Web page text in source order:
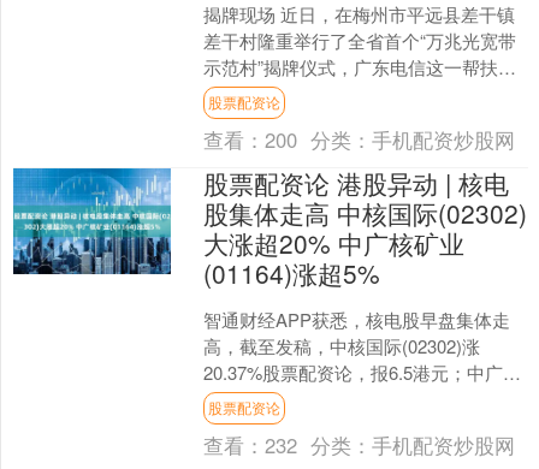
揭牌现场 近日，在梅州市平远县差干镇
差干村隆重举行了全省首个“万兆光宽带
示范村”揭牌仪式，广东电信这一帮扶项
目的落地，标志着差干镇新型信息化基
础设施建设迈入新阶....
股票配资论
查看：200 分类：手机配资炒股网
股票配资论 港股异动 | 核电
股集体走高 中核国际(02302)
大涨超20% 中广核矿业
(01164)涨超5%
智通财经APP获悉，核电股早盘集体走
高，截至发稿，中核国际(02302)涨
20.37%股票配资论，报6.5港元；中广核
矿业(01164)涨5.34%，报3.55....
股票配资论
查看：232 分类：手机配资炒股网